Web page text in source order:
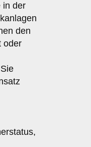
in der
den
oder